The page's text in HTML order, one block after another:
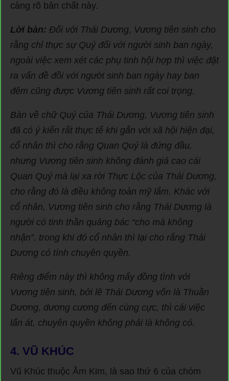
càng rõ bản chất này.
Lời bàn: Đối với Thái Dương, Vương tiên sinh cho
rằng chỉ thực sự Quý đối với người sinh ban ngày,
ngoài việc xem xét các phụ tinh hội hợp thì việc đặt
ra vấn đề đồi với người sinh ban ngày hay ban
đêm cũng được Vương tiên sinh rất coi trọng.
Bàn về chữ Quý của Thái Dương, Vương tiên sinh
đã có ý kiến rất thực tế khi gắn với xã hội hiện đại,
cổ nhân thì cho rằng Quan Quý là đứng đầu,
nhưng Vương tiên sinh không đánh giá cao cái
Quan Quý mà lại xa rời Thực Lộc của Thái Dương,
cho rằng đó là điều không toàn mỹ lắm. Khác với
cổ nhân, Vương tiên sinh cho rằng Thái Dương là
người có tinh thần quảng bác “cho mà không
nhận”, trong khi đó cổ nhân thì lại cho rắng Thái
Dương có tính chuyên quyền.
Riêng điểm này thì không mấy đồng tình với
Vương tiên sinh, bởi lẽ Thái Dương vốn là Thuần
Dương, dương cương đến cùng cực, thì cái việc
lấn át, chuyên quyền không phải là không có.
4. VŨ KHÚC
Vũ Khúc thuộc Âm Kim, là sao thứ 6 của chòm